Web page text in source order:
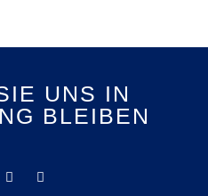
UNS IN
BLEIBEN